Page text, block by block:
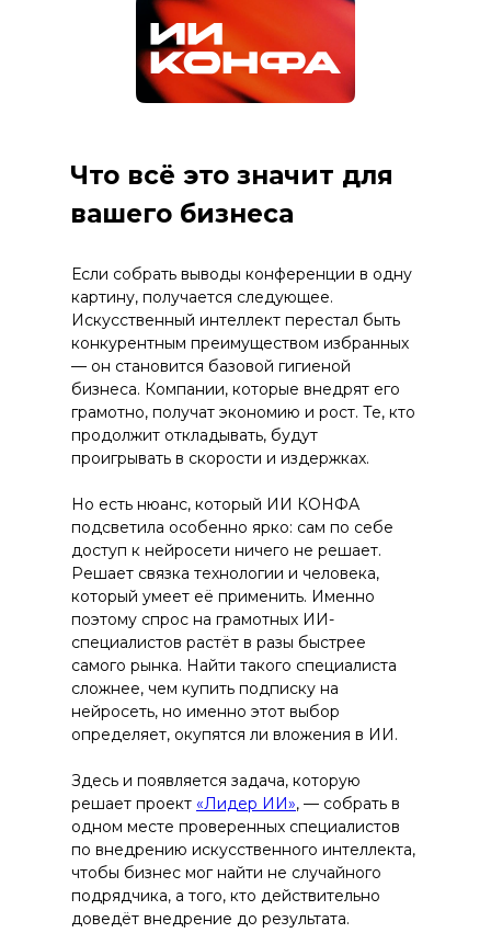
Что всё это значит для
вашего бизнеса
Если собрать выводы конференции в одну
картину, получается следующее.
Искусственный интеллект перестал быть
конкурентным преимуществом избранных
— он становится базовой гигиеной
бизнеса. Компании, которые внедрят его
грамотно, получат экономию и рост. Те, кто
продолжит откладывать, будут
проигрывать в скорости и издержках.
Но есть нюанс, который ИИ КОНФА
подсветила особенно ярко: сам по себе
доступ к нейросети ничего не решает.
Решает связка технологии и человека,
который умеет её применить. Именно
поэтому спрос на грамотных ИИ-
специалистов растёт в разы быстрее
самого рынка. Найти такого специалиста
сложнее, чем купить подписку на
нейросеть, но именно этот выбор
определяет, окупятся ли вложения в ИИ.
Здесь и появляется задача, которую
решает проект «Лидер ИИ», — собрать в
одном месте проверенных специалистов
по внедрению искусственного интеллекта,
чтобы бизнес мог найти не случайного
подрядчика, а того, кто действительно
доведёт внедрение до результата.